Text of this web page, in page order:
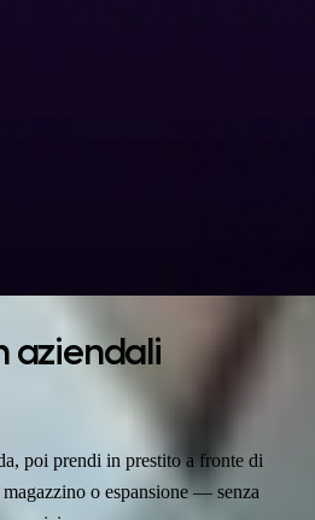
aziendali
poi prendi in prestito a fronte di
o espansione — senza